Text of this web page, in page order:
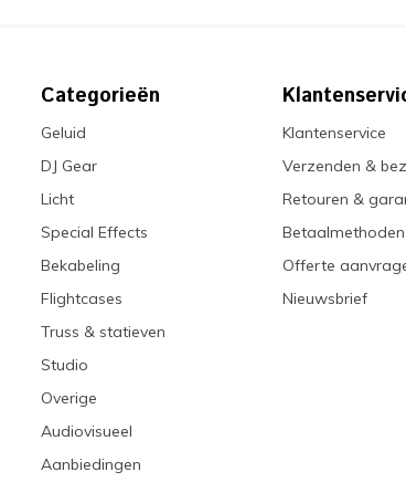
Categorieën
Geluid
DJ Gear
Licht
Special Effects
Bekabeling
Flightcases
Truss & statieven
Studio
Overige
Audiovisueel
Aanbiedingen
Klantenservice
Verzenden &
Retouren &
Betaalmethoden
Offerte
Nieuwsbrief